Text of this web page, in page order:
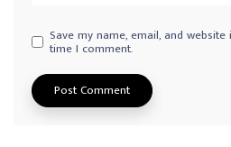
Save my name, email, and
time I comment.